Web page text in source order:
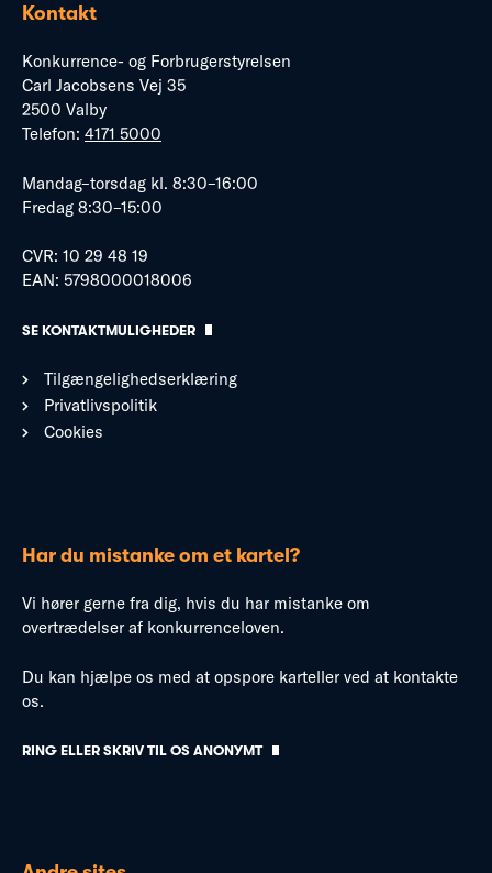
Kontakt
Konkurrence- og Forbrugerstyrelsen
Carl Jacobsens Vej 35
2500 Valby
Telefon: 4171 5000
Mandag–torsdag kl. 8:30–16:00
Fredag 8:30–15:00
CVR: 10 29 48 19
EAN: 5798000018006
SE KONTAKTMULIGHEDER
Tilgængelighedserklæring
Privatlivspolitik
Cookies
Har du mistanke om et kartel?
Vi hører gerne fra dig, hvis du har mistanke om
overtrædelser af konkurrenceloven.
Du kan hjælpe os med at opspore karteller ved at kontakte
os.
RING ELLER SKRIV TIL OS ANONYMT